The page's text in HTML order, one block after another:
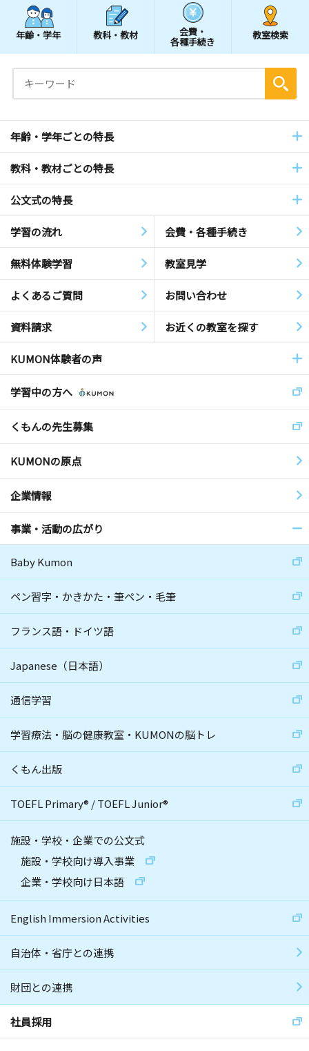
年齢・学年 教科・教材 会費・
各種手続き
教室検索
年齢・学年ごとの特長
教科・教材ごとの特長
公文式の特長
学習の流れ 会費・各種手続き
無料体験学習 教室見学
よくあるご質問 お問い合わせ
資料請求 お近くの教室を探す
KUMON体験者の声
学習中の方へ
くもんの先生募集
KUMONの原点
企業情報
事業・活動の広がり
Baby Kumon
ペン習字・かきかた・筆ペン・毛筆
フランス語・ドイツ語
Japanese（日本語）
通信学習
学習療法・脳の健康教室・KUMONの脳トレ
くもん出版
TOEFL Primary® /TOEFL Junior®
施設・学校・企業での公文式
施設・学校向け導入事業
企業・学校向け日本語
English Immersion Activities
自治体・省庁との連携
財団との連携
社員採用